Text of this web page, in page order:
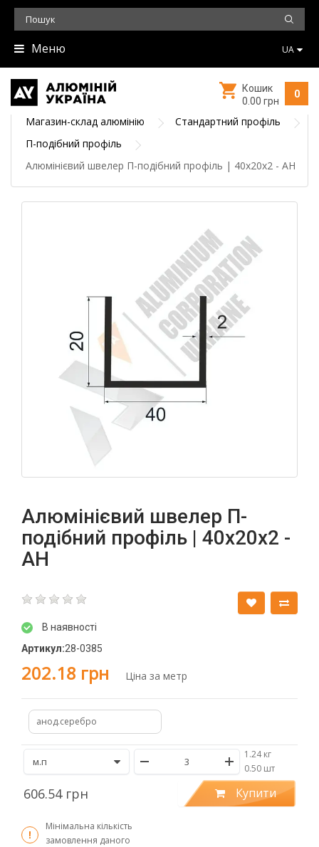
Меню UA
0
Кошик
0.00 грн
Магазин-склад алюмінію
Стандартний профіль
П-подібний профіль
Алюмінієвий швелер П-подібний профіль | 40х20х2 - АН
Алюмінієвий швелер П-
подібний профіль | 40х20х2 -
АН
В наявності
Артикул:28-0385
202.18 грн Ціна за метр
анод.серебро
1.24 кг
/0.50 шт
606.54 грн Купити
Мінімальна кількість
замовлення даного